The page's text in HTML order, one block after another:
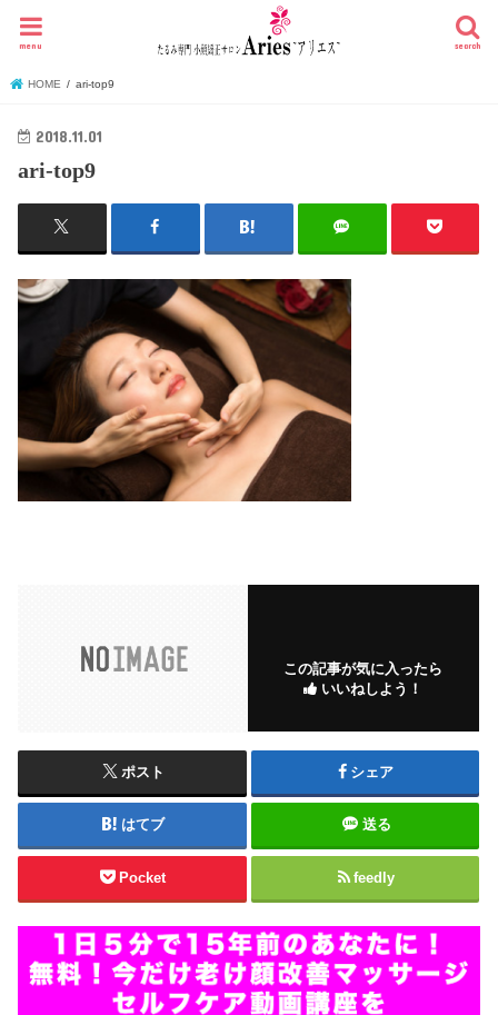
search
menu
HOME ari-top9
2018.11.01
ari-top9
この記事が気に入ったら
いいねしよう！
ポスト シェア
はてブ 送る
Pocket feedly